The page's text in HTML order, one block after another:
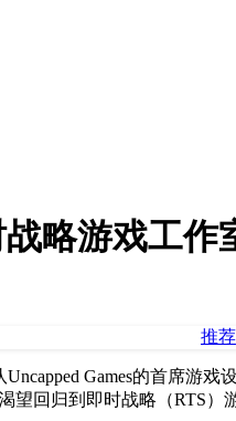
略游戏工作
Games的首席
望回归到即时战略（RTS）